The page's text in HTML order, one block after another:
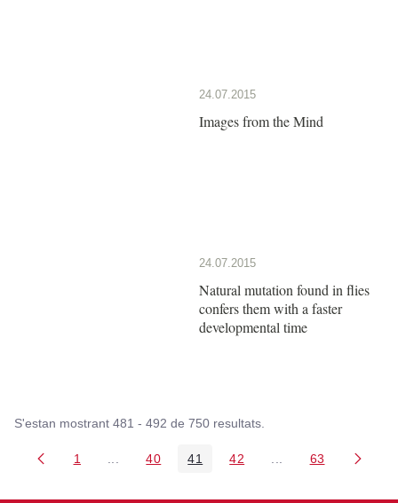
24.07.2015
Images from the Mind
24.07.2015
Natural mutation found in flies
confers them with a faster
developmental time
S'estan mostrant 481 - 492 de 750 resultats.
Pàgina
1 Pàgines intermèdies Utilitzeu TAB per navegar.
Pàgina
40 Pàgina
41 Pàgina
42 PàginesPàgina
63